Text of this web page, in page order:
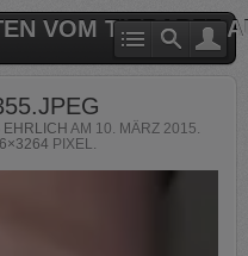
VOM TIERARZT
EHRLICH AM 10. MÄRZ 2015.
PIXEL.